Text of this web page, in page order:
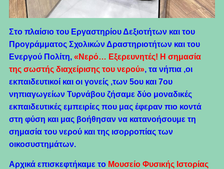
Στο πλαίσιο του Εργαστηρίου Δεξιοτήτων και του
Προγράμματος Σχολικών Δραστηριοτήτων και του
Ενεργού Πολίτη,«Νερό… Εξερευνητές! Η σημασία
της σωστής διαχείρισης του νερού», τα νήπια ,οι
εκπαιδευτικοί και οι γονείς ,των 5ου και 7ου
νηπιαγωγείων Τυρνάβου ζήσαμε δύο μοναδικές
εκπαιδευτικές εμπειρίες που μας έφεραν πιο κοντά
στη φύση και μας βοήθησαν να κατανοήσουμε τη
σημασία του νερού και της ισορροπίας των
οικοσυστημάτων.
Αρχικά επισκεφτήκαμε το Μουσείο Φυσικής Ιστορίας